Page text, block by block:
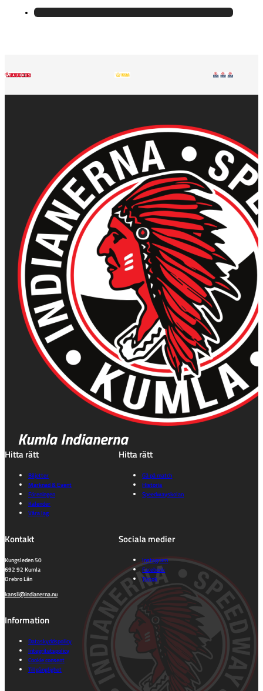
Kumla Indianerna
Hitta rätt
Biljetter
Marknad & Event
Föreningen
Kalender
Våra lag
Hitta rätt
Gå på match
Historia
Speedwayskolan
Kontakt
Kungsleden 50
692 92 Kumla
Orebro Län
kansli@indianerna.nu
Sociala medier
Instagram
Facebook
Tiktok
Information
Dataskyddspolicy
Integritetspolicy
Cookie consent
Tillgänglighet